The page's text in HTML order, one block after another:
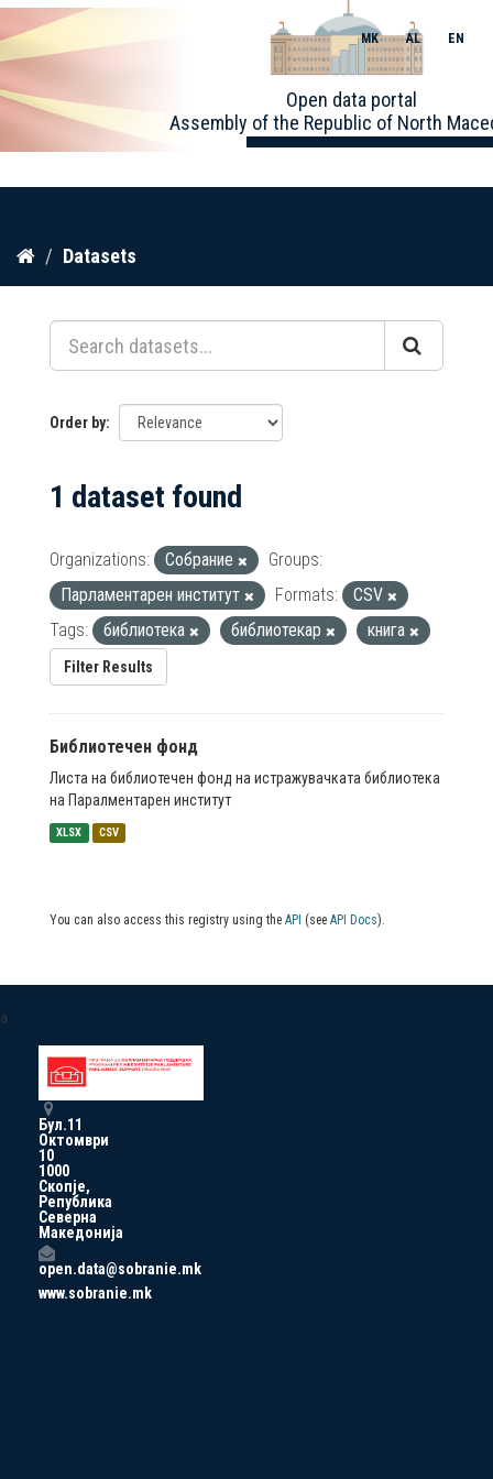
Skip
content
Open data portal
Assembly of the Republic of North
MK AL EN
Datasets
Order by
1 dataset found
Organizations: Собрание
Groups:
Парламентарен институт
Formats:
CSV
Tags:
библиотека библиотекар книга
Filter Results
Библиотечен фонд
Листа на библиотечен фонд на истражувачката библиотека
на Паралментарен институт
XLSX CSV
You can also access this registry using the API (see API Docs).
a
Бул.11
Октомври
10
1000
Скопје,
Република
Северна
Македонија
open.data@sobranie.mk
www.sobranie.mk